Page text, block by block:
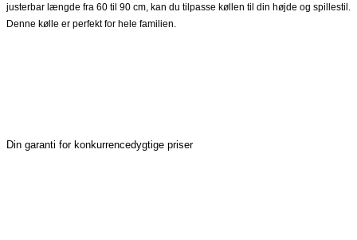
justerbar længde fra 60 til 90 cm, kan du tilpasse køllen til din højde og spillestil.
Denne kølle er perfekt for hele familien.
Din garanti for konkurrencedygtige priser